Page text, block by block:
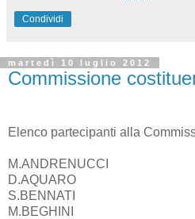
Condividi
martedì 10 luglio 2012
Commissione
Elenco partecipanti alla
M.ANDRENUCCI
D.AQUARO
S.BENNATI
M.BEGHINI